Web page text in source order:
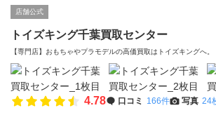
店舗公式
トイズキング千葉買取センター
【専門店】おもちゃやプラモデルの高価買取はトイズキングへ。‎
4.78 口コミ 166件 写真 24